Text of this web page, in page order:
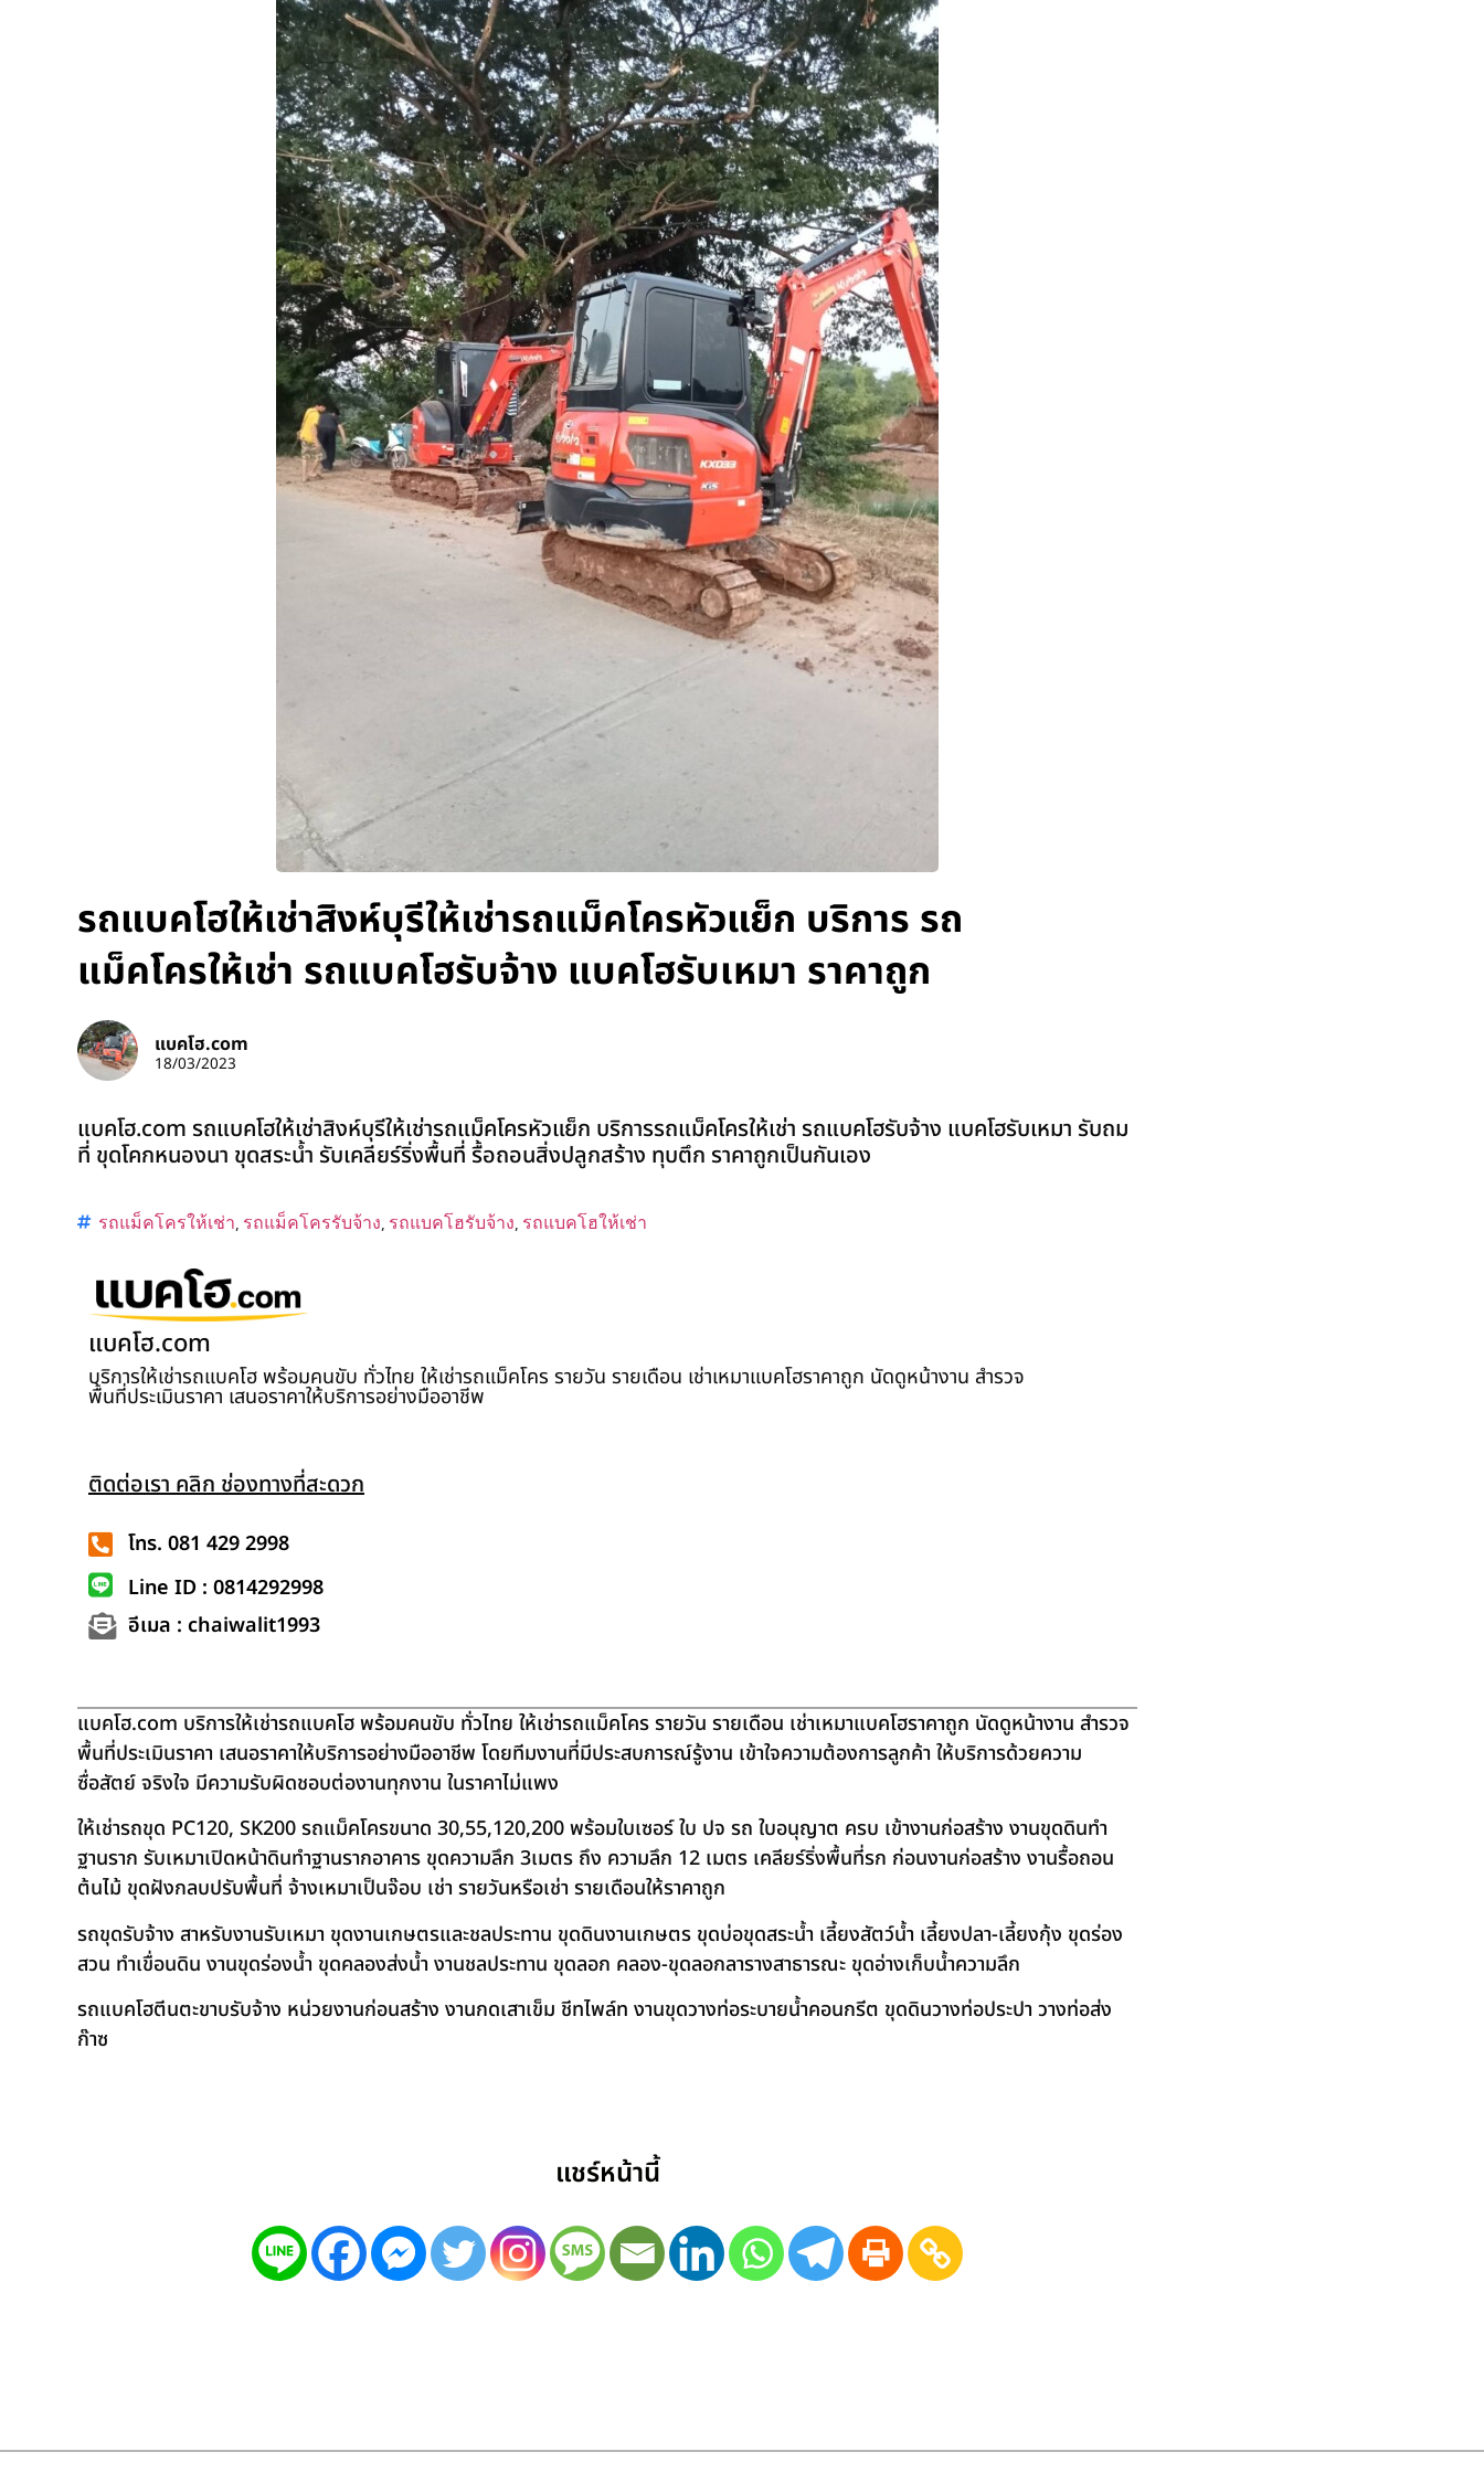
รถแบคโฮให้เช่าสิงห์บุรีให้เช่ารถแม็คโครหัวแย็ก บริการ รถ
แม็คโครให้เช่า รถแบคโฮรับจ้าง แบคโฮรับเหมา ราคาถูก
แบคโฮ.com
18/03/2023
แบคโฮ.com รถแบคโฮให้เช่าสิงห์บุรีให้เช่ารถแม็คโครหัวแย็ก บริการรถแม็คโครให้เช่า รถแบคโฮรับจ้าง แบคโฮรับเหมา รับถม
ที่ ขุดโคกหนองนา ขุดสระน้ำ รับเคลียร์ริ่งพื้นที่ รื้อถอนสิ่งปลูกสร้าง ทุบตึก ราคาถูกเป็นกันเอง
รถแม็คโครให้เช่า, รถแม็คโครรับจ้าง, รถแบคโฮรับจ้าง, รถแบคโฮให้เช่า
แบคโฮ.com
บริการให้เช่ารถแบคโฮ พร้อมคนขับ ทั่วไทย ให้เช่ารถแม็คโคร รายวัน รายเดือน เช่าเหมาแบคโฮราคาถูก นัดดูหน้างาน สำรวจ
พื้นที่ประเมินราคา เสนอราคาให้บริการอย่างมืออาชีพ
ติดต่อเรา คลิก ช่องทางที่สะดวก
โทร. 081 429 2998
Line ID : 0814292998
อีเมล : chaiwalit1993
แบคโฮ.com บริการให้เช่ารถแบคโฮ พร้อมคนขับ ทั่วไทย ให้เช่ารถแม็คโคร รายวัน รายเดือน เช่าเหมาแบคโฮราคาถูก นัดดูหน้างาน สำรวจ
พื้นที่ประเมินราคา เสนอราคาให้บริการอย่างมืออาชีพ โดยทีมงานที่มีประสบการณ์รู้งาน เข้าใจความต้องการลูกค้า ให้บริการด้วยความ
ซื่อสัตย์ จริงใจ มีความรับผิดชอบต่องานทุกงาน ในราคาไม่แพง
ให้เช่ารถขุด PC120, SK200 รถแม็คโครขนาด 30,55,120,200 พร้อมใบเซอร์ ใบ ปจ รถ ใบอนุญาต ครบ เข้างานก่อสร้าง งานขุดดินทำ
ฐานราก รับเหมาเปิดหน้าดินทำฐานรากอาคาร ขุดความลึก 3เมตร ถึง ความลึก 12 เมตร เคลียร์ริ่งพื้นที่รก ก่อนงานก่อสร้าง งานรื้อถอน
ต้นไม้ ขุดฝังกลบปรับพื้นที่ จ้างเหมาเป็นจ๊อบ เช่า รายวันหรือเช่า รายเดือนให้ราคาถูก
รถขุดรับจ้าง สาหรับงานรับเหมา ขุดงานเกษตรและชลประทาน ขุดดินงานเกษตร ขุดบ่อขุดสระน้ำ เลี้ยงสัตว์น้ำ เลี้ยงปลา-เลี้ยงกุ้ง ขุดร่อง
สวน ทำเขื่อนดิน งานขุดร่องน้ำ ขุดคลองส่งน้ำ งานชลประทาน ขุดลอก คลอง-ขุดลอกลารางสาธารณะ ขุดอ่างเก็บน้ำความลึก
รถแบคโฮตีนตะขาบรับจ้าง หน่วยงานก่อนสร้าง งานกดเสาเข็ม ชีทไพล์ท งานขุดวางท่อระบายน้ำคอนกรีต ขุดดินวางท่อประปา วางท่อส่ง
ก๊าซ
แชร์หน้านี้